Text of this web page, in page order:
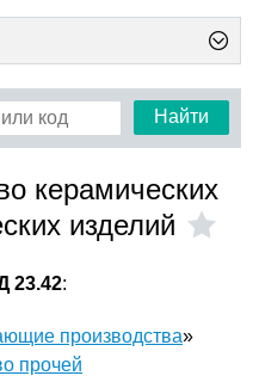
Найти
керамических
изделий
23.42:
производства»
прочей